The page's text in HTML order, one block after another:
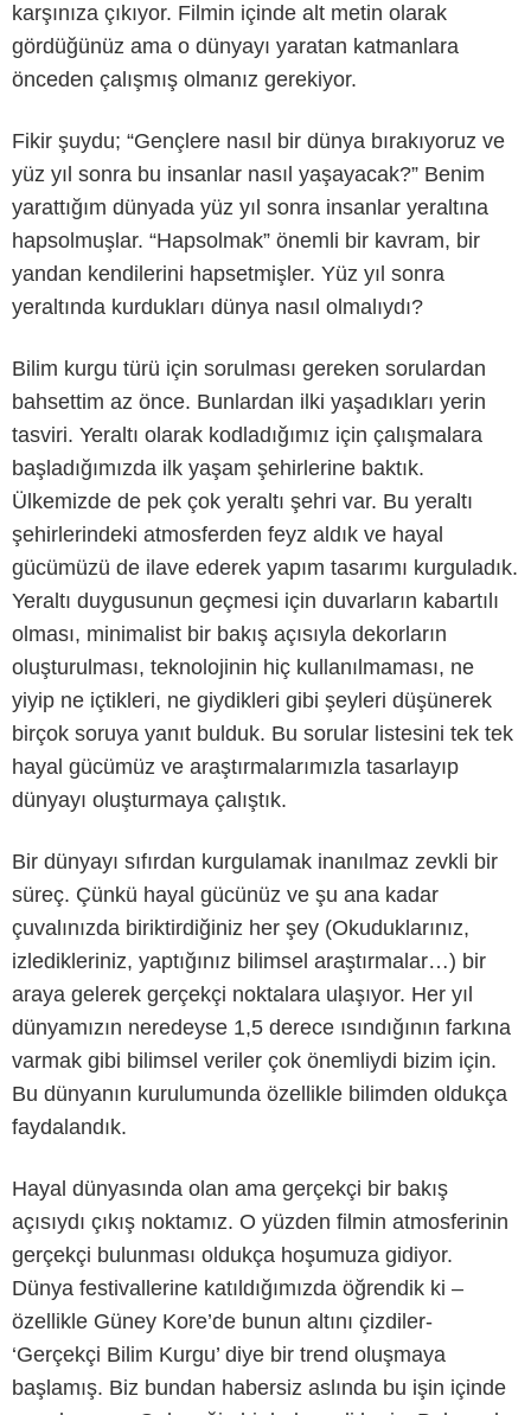
karşınıza çıkıyor. Filmin içinde alt metin olarak
gördüğünüz ama o dünyayı yaratan katmanlara
önceden çalışmış olmanız gerekiyor.
Fikir şuydu; “Gençlere nasıl bir dünya bırakıyoruz ve
yüz yıl sonra bu insanlar nasıl yaşayacak?” Benim
yarattığım dünyada yüz yıl sonra insanlar yeraltına
hapsolmuşlar. “Hapsolmak” önemli bir kavram, bir
yandan kendilerini hapsetmişler. Yüz yıl sonra
yeraltında kurdukları dünya nasıl olmalıydı?
Bilim kurgu türü için sorulması gereken sorulardan
bahsettim az önce. Bunlardan ilki yaşadıkları yerin
tasviri. Yeraltı olarak kodladığımız için çalışmalara
başladığımızda ilk yaşam şehirlerine baktık.
Ülkemizde de pek çok yeraltı şehri var. Bu yeraltı
şehirlerindeki atmosferden feyz aldık ve hayal
gücümüzü de ilave ederek yapım tasarımı kurguladık.
Yeraltı duygusunun geçmesi için duvarların kabartılı
olması, minimalist bir bakış açısıyla dekorların
oluşturulması, teknolojinin hiç kullanılmaması, ne
yiyip ne içtikleri, ne giydikleri gibi şeyleri düşünerek
birçok soruya yanıt bulduk. Bu sorular listesini tek tek
hayal gücümüz ve araştırmalarımızla tasarlayıp
dünyayı oluşturmaya çalıştık.
Bir dünyayı sıfırdan kurgulamak inanılmaz zevkli bir
süreç. Çünkü hayal gücünüz ve şu ana kadar
çuvalınızda biriktirdiğiniz her şey (Okuduklarınız,
izledikleriniz, yaptığınız bilimsel araştırmalar…) bir
araya gelerek gerçekçi noktalara ulaşıyor. Her yıl
dünyamızın neredeyse 1,5 derece ısındığının farkına
varmak gibi bilimsel veriler çok önemliydi bizim için.
Bu dünyanın kurulumunda özellikle bilimden oldukça
faydalandık.
Hayal dünyasında olan ama gerçekçi bir bakış
açısıydı çıkış noktamız. O yüzden filmin atmosferinin
gerçekçi bulunması oldukça hoşumuza gidiyor.
Dünya festivallerine katıldığımızda öğrendik ki –
özellikle Güney Kore’de bunun altını çizdiler-
‘Gerçekçi Bilim Kurgu’ diye bir trend oluşmaya
başlamış. Biz bundan habersiz aslında bu işin içinde